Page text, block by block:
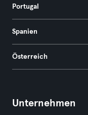
Portugal
Spanien
Österreich
Unternehmen